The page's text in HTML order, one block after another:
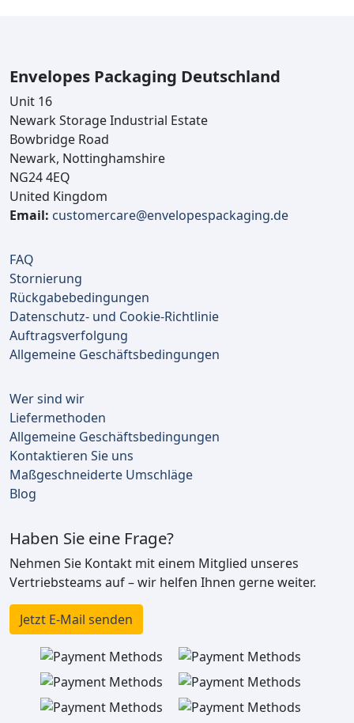
Envelopes Packaging Deutschland
Unit 16
Newark Storage Industrial Estate
Bowbridge Road
Newark, Nottinghamshire
NG24 4EQ
United Kingdom
Email: customercare@envelopespackaging.de
FAQ
Stornierung
Rückgabebedingungen
Datenschutz- und Cookie-Richtlinie
Auftragsverfolgung
Allgemeine Geschäftsbedingungen
Wer sind wir
Liefermethoden
Allgemeine Geschäftsbedingungen
Kontaktieren Sie uns
Maßgeschneiderte Umschläge
Blog
Haben Sie eine Frage?
Nehmen Sie Kontakt mit einem Mitglied unseres
Vertriebsteams auf – wir helfen Ihnen gerne weiter.
Jetzt E-Mail senden